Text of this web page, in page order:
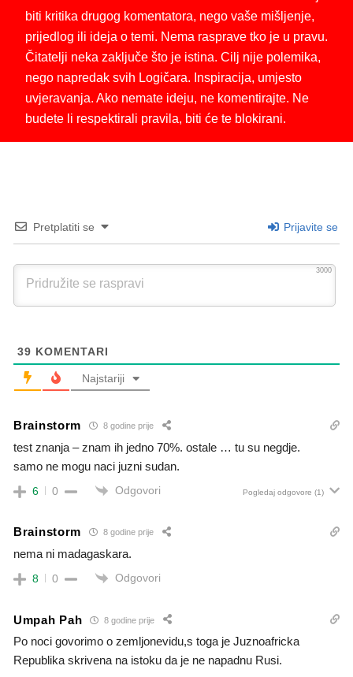
biti kritika drugog komentatora, nego vaše mišljenje,
prijedlog ili ideja o temi. Nema rasprave tko je u pravu.
Čitatelji neka zaključe što je istina. Cilj nije polemika,
nego napredak svih Logičara. Inspiracija, umjesto
uvjeravanja. Ako nemate ideju, ne komentirajte. Ne
budete li respektirali pravila, biti će te blokirani.
Pretplatiti se Prijavite se
3000
39 KOMENTARI
Najstariji
Brainstorm 8 godine prije
test znanja – znam ih jedno 70%. ostale … tu su negdje.
samo ne mogu naci juzni sudan.
6 0 Odgovori Pogledaj odgovore (1)
Brainstorm 8 godine prije
nema ni madagaskara.
8 0 Odgovori
Umpah Pah 8 godine prije
Po noci govorimo o zemljonevidu,s toga je Juznoafricka
Republika skrivena na istoku da je ne napadnu Rusi.